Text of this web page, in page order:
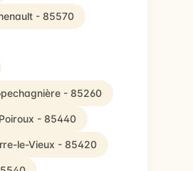
- 85570
- 85260
- 85440
le-Vieux - 85420